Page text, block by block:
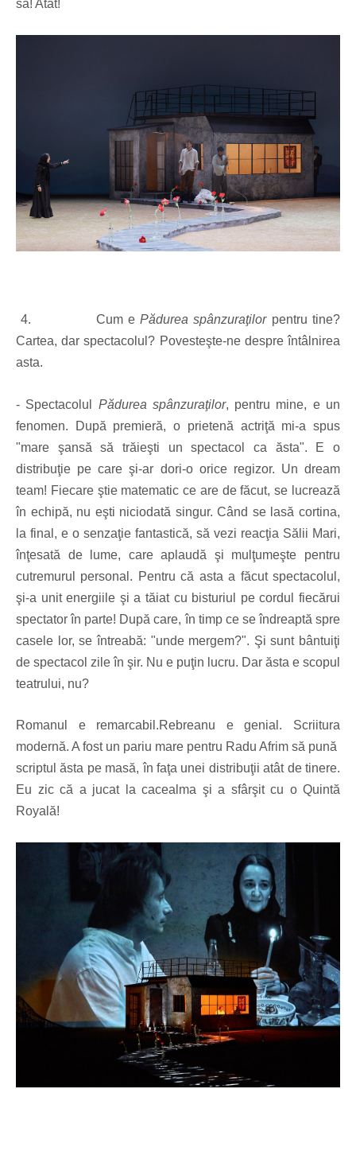
sa! Atât!
4. Cum ePădurea spânzuraţilorpentru tine?
Cartea, dar spectacolul? Povesteşte-ne despre întâlnirea
asta.
- Spectacolul Pădurea spânzuraţilor, pentru mine, e un
fenomen. După premieră, o prietenă actriţă mi-a spus
"mare şansă să trăieşti un spectacol ca ăsta". E o
distribuţie pe care şi-ar dori-o orice regizor. Un dream
team! Fiecare ştie matematic ce are de făcut, se lucrează
în echipă, nu eşti niciodată singur. Când se lasă cortina,
la final, e o senzaţie fantastică, să vezi reacţia Sălii Mari,
înţesată de lume, care aplaudă şi mulţumeşte pentru
cutremurul personal. Pentru că asta a făcut spectacolul,
şi-a unit energiile şi a tăiat cu bisturiul pe cordul fiecărui
spectator în parte! După care, în timp ce se îndreaptă spre
casele lor, se întreabă: "unde mergem?". Şi sunt bântuiţi
de spectacol zile în şir. Nu e puţin lucru. Dar ăsta e scopul
teatrului, nu?
Romanul e remarcabil.Rebreanu e genial. Scriitura
modernă. A fost un pariu mare pentru Radu Afrim să pună
scriptul ăsta pe masă, în faţa unei distribuţii atât de tinere.
Eu zic că a jucat la cacealma şi a sfârşit cu o Quintă
Royală!